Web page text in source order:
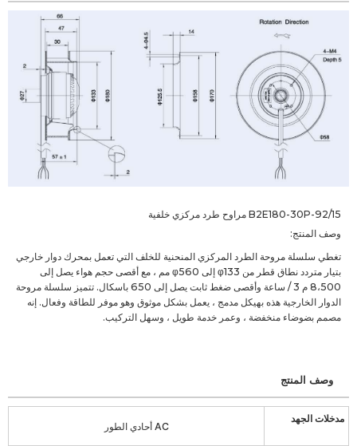
B2E180-30P-92/15 مراوح طرد مركزي خلفية
وصف المنتج:
تغطي سلسلة مروحة الطرد المركزي المنحنية للخلف التي تعمل بمحرك دوار خارجي
بتيار متردد نطاق قطر من φ133 إلى φ560 مم ، مع أقصى حجم هواء يصل إلى
8،500 م 3 / ساعة وأقصى ضغط ثابت يصل إلى 650 باسكال. تتميز سلسلة مروحة
الدوار الخارجية هذه بهيكل مدمج ، يعمل بشكل موثوق وهو موفر للطاقة وفعال. إنه
مصمم بضوضاء منخفضة ، وعمر خدمة طويل ، وسهل التركيب.
وصف المنتج
مدخلات الجهد
AC أحادي الطور